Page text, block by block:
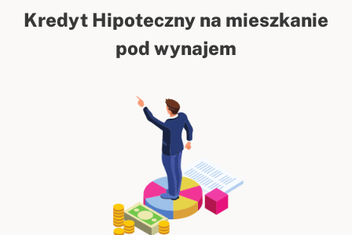
Kredyt Hipoteczny na mieszkanie
pod wynajem